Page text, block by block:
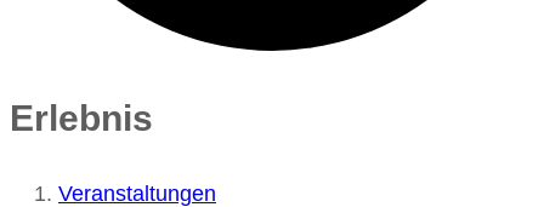
Erlebnis
Veranstaltungen